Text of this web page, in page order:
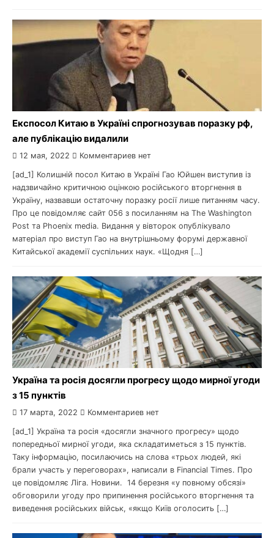
Експосол Китаю в Україні спрогнозував поразку рф,
але публікацію видалили
12 мая, 2022 Комментариев нет
[ad_1] Колишній посол Китаю в Україні Гао Юйшен виступив із
надзвичайно критичною оцінкою російського вторгнення в
Україну, назвавши остаточну поразку росії лише питанням часу.
Про це повідомляє сайт 056 з посиланням на The Washington
Post та Phoenix media. Видання у вівторок опублікувало
матеріал про виступ Гао на внутрішньому форумі державної
Китайської академії суспільних наук. «Щодня […]
Україна та росія досягли прогресу щодо мирної угоди
з 15 пунктів
17 марта, 2022 Комментариев нет
[ad_1] Україна та росія «досягли значного прогресу» щодо
попередньої мирної угоди, яка складатиметься з 15 пунктів.
Таку інформацію, посилаючись на слова «трьох людей, які
брали участь у переговорах», написали в Financial Times. Про
це повідомляє Ліга. Новини. 14 березня «у повному обсязі»
обговорили угоду про припинення російського вторгнення та
виведення російських військ, «якщо Київ оголосить […]